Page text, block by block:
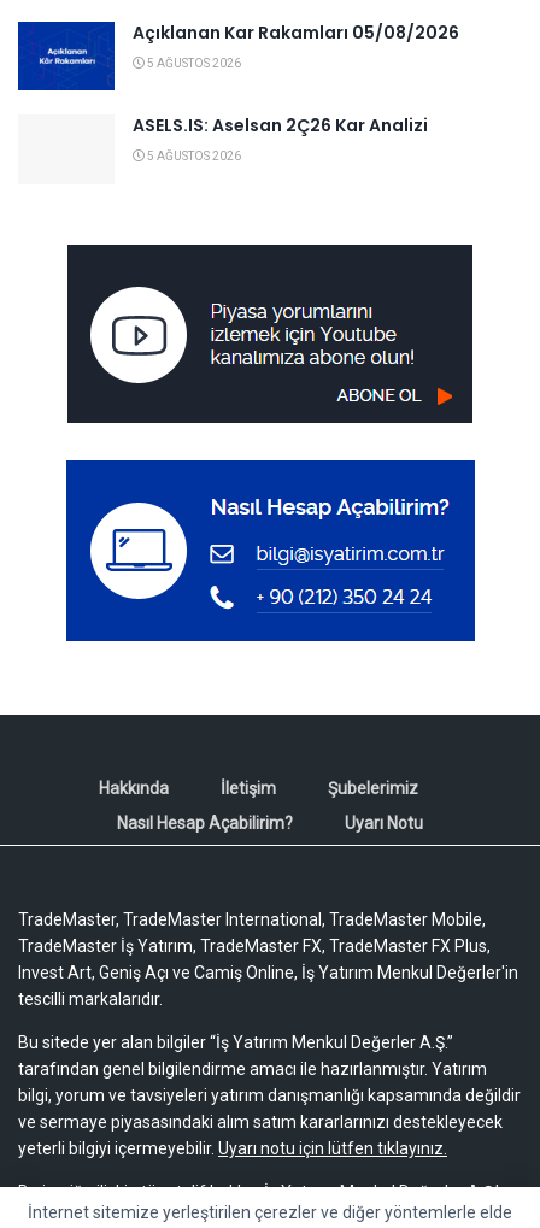
Açıklanan Kar Rakamları 05/08/2026
5 AĞUSTOS 2026
ASELS.IS: Aselsan 2Ç26 Kar Analizi
5 AĞUSTOS 2026
Hakkında İletişim
Şubelerimiz
Nasıl Hesap Açabilirim?
Uyarı Notu
TradeMaster, TradeMaster International, TradeMaster Mobile,
TradeMaster İş Yatırım, TradeMaster FX, TradeMaster FX Plus,
Invest Art, Geniş Açı ve Camiş Online, İş Yatırım Menkul Değerler'in
tescilli markalarıdır.
Bu sitede yer alan bilgiler “İş Yatırım Menkul Değerler A.Ş.”
tarafından genel bilgilendirme amacı ile hazırlanmıştır. Yatırım
bilgi, yorum ve tavsiyeleri yatırım danışmanlığı kapsamında değildir
ve sermaye piyasasındaki alım satım kararlarınızı destekleyecek
yeterli bilgiyi içermeyebilir. Uyarı notu için lütfen tıklayınız.
Bu içeriğe ilişkin tüm telif hakları İş Yatırım Menkul Değerler A.Ş.’ye
aittir. Bu içerik, açık iznimiz olmaksızın başkaları tarafından
İnternet sitemize yerleştirilen çerezler ve diğer yöntemlerle elde